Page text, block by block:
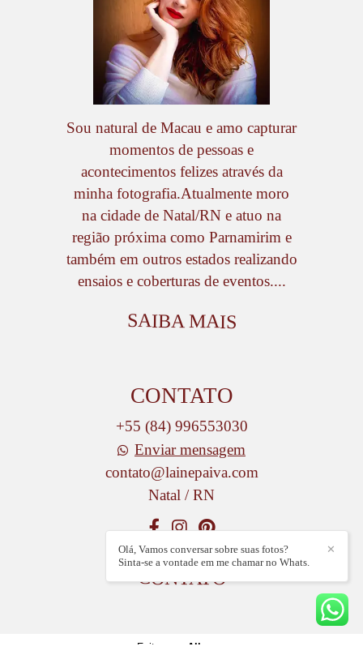
Sou natural de Macau e amo capturar
momentos de pessoas e
acontecimentos felizes através da
minha fotografia.Atualmente moro
na cidade de Natal/RN e atuo na
região próxima como Parnamirim e
também em outros estados realizando
ensaios e coberturas de eventos....
SAIBA MAIS
CONTATO
+55 (84) 996553030
Enviar mensagem
contato@lainepaiva.com
Natal / RN
CONTATO
✕
Olá, Vamos conversar sobre suas fotos?
Sinta-se a vontade em me chamar no Whats.
Feito com Alboom